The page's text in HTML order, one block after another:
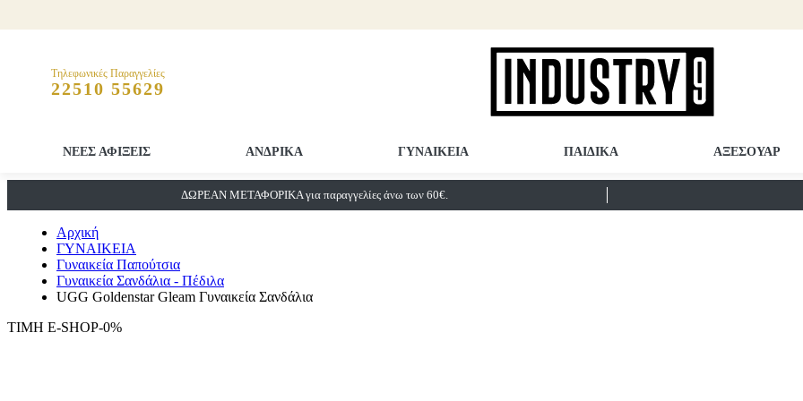
Τηλεφωνικές Παραγγελίες
22510 55629
ΝΕΕΣ ΑΦΙΞΕΙΣ ΑΝΔΡΙΚΑ ΓΥΝΑΙΚΕΙΑ ΠΑΙΔΙΚΑ ΑΞΕΣΟΥΑΡ
ΔΩΡΕΑΝ ΜΕΤΑΦΟΡΙΚΑ για παραγγελίες άνω των 60€.
Αρχική
ΓΥΝΑΙΚΕΙΑ
Γυναικεία Παπούτσια
Γυναικεία Σανδάλια - Πέδιλα
UGG Goldenstar Gleam Γυναικεία Σανδάλια
ΤΙΜΗ E-SHOP-0%